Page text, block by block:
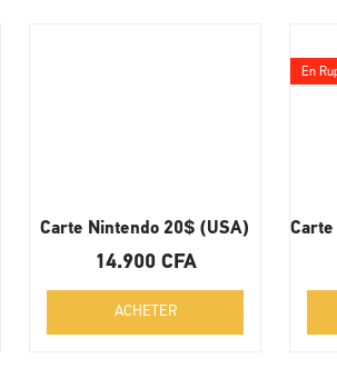
Carte Nintendo 20$ (USA)
14.900 CFA
ACHETER
En